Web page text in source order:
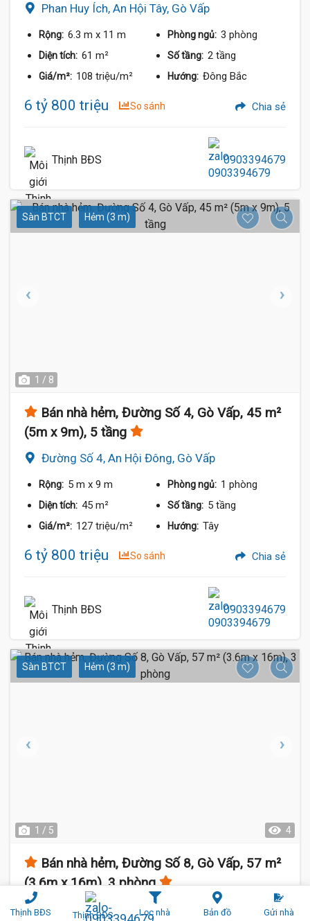
Thịnh BĐS Thịnh BĐS Lọc nhà Bản đồ Gửi nhà
Phan Huy Ích, An Hội Tây, Gò Vấp
Rộng: 6.3 m x 11 m Phòng ngủ: 3 phòng
Diện tích: 61 m² Số tầng: 2 tầng
Giá/m²: 108 triệu/m² Hướng: Đông Bắc
6 tỷ 800 triệu So sánh Chia sẻ
Thịnh BĐS 0903394679
Sàn BTCT Hẻm (3 m)
1 / 8
Bán nhà hẻm, Đường Số 4, Gò Vấp, 45 m²
(5m x 9m), 5 tầng
Đường Số 4, An Hội Đông, Gò Vấp
Rộng: 5 m x 9 m Phòng ngủ: 1 phòng
Diện tích: 45 m² Số tầng: 5 tầng
Giá/m²: 127 triệu/m² Hướng: Tây
6 tỷ 800 triệu So sánh Chia sẻ
Thịnh BĐS 0903394679
Sàn BTCT Hẻm (3 m)
1 / 5 4
Bán nhà hẻm, Đường Số 8, Gò Vấp, 57 m²
(3.6m x 16m), 3 phòng
Đường Số 8, An Hội Đông, Gò Vấp